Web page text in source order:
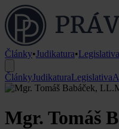
Články•Judikatura•Legislativa
ČlánkyJudikaturaLegislativa
Mgr. Tomáš